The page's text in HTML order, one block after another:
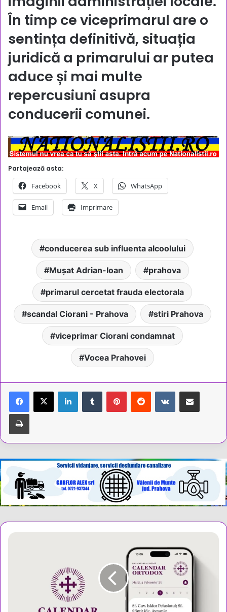
În timp ce viceprimarul are o
sentința definitivă, situația
juridică a primarului ar putea
aduce și mai multe
repercusiuni asupra
conducerii comunei.
Partajează asta:
Facebook X WhatsApp
Email Imprimare
conducerea sub influenta alcoolului
Mușat Adrian-Ioan prahova
primarul cercetat frauda electorala
scandal Ciorani - Prahova stiri Prahova
viceprimar Ciorani condamnat
Vocea Prahovei
LinkedInTumblr PinterestReddit VKontakteShare via Email
Tipărește
Patriarhia